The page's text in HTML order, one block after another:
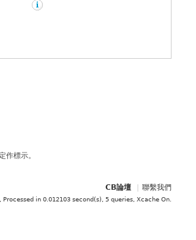
作標示。
CB論壇 聯繫我們
Processed in 0.012103 second(s), 5 queries, Xcache On